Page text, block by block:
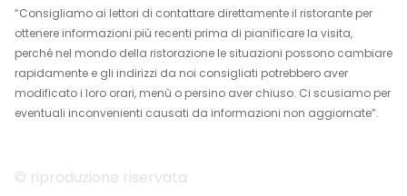
“Consigliamo ai lettori di contattare direttamente il ristorante per
ottenere informazioni più recenti prima di pianificare la visita,
perché nel mondo della ristorazione le situazioni possono cambiare
rapidamente e gli indirizzi da noi consigliati potrebbero aver
modificato i loro orari, menù o persino aver chiuso. Ci scusiamo per
eventuali inconvenienti causati da informazioni non aggiornate”.
© riproduzione riservata